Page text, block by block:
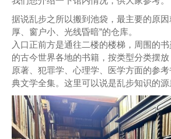
据说乱步之所以搬到池袋，最主要的原
厚、窗户小、光线昏暗”的仓库。
入口正前方是通往二楼的楼梯，周围的
的古今世界各地的书籍，按类型分类摆
原著、犯罪学、心理学、医学方面的参
典文学全集。这里可以说是乱步知识的源